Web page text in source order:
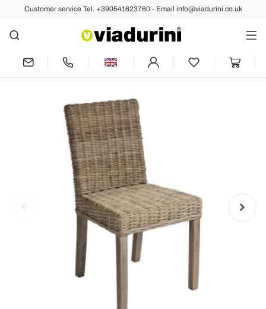
Customer service Tel. +390541623760 - Email info@viadurini.co.uk
Back Previous Next
Garden Chair Made of Wood and Fiber
in Gray Kubu - Bosco